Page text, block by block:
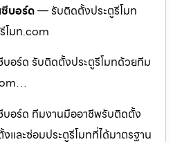
บอร์ด— รับติดตั้งประตูรีโมท
โมท.com
บอร์ด รับติดตั้งประตูรีโมทด้วยทีม
บอร์ด ทีมงานมืออาชีพรับติดตั้ง
และซ่อมประตูรีโมทที่ได้มาตรฐาน